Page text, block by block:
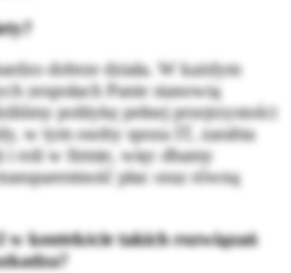
dobrze działa. W każdym
zespołach Panie stanowią
politykę pełnej przejrzystości
w tym osoby spoza IT, zarabia
i roli w firmie, więc dbamy
płac oraz równą
w kontekście takich rozwiązań